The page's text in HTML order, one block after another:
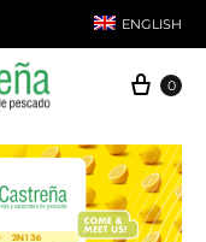
ENGLISH
Cart
0